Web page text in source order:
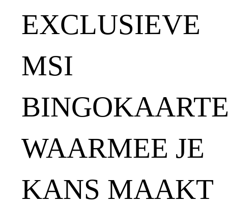
EXCLUSIEVE
MSI
WAARMEE JE
KANS MAAKT